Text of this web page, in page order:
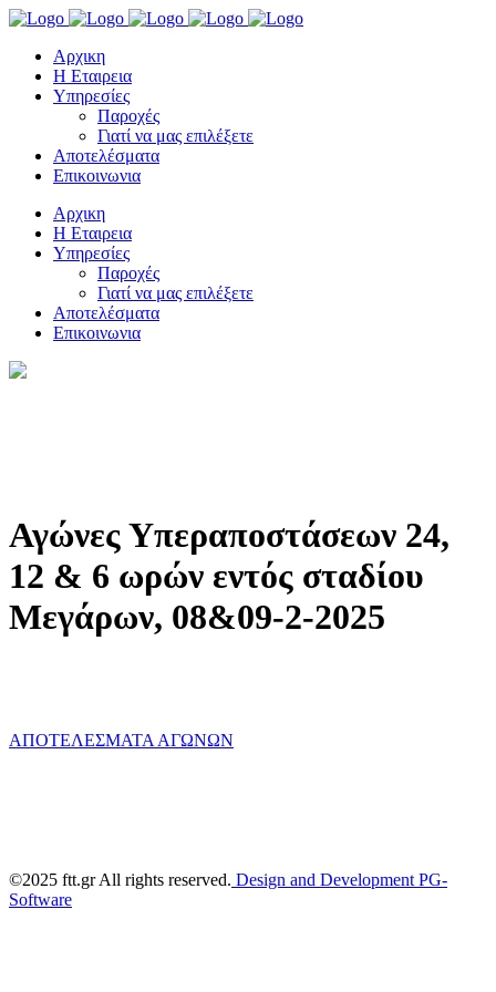
Αρχικη
Η Εταιρεια
Υπηρεσίες
Παροχές
Γιατί να μας επιλέξετε
Αποτελέσματα
Επικοινωνια
Αρχικη
Η Εταιρεια
Υπηρεσίες
Παροχές
Γιατί να μας επιλέξετε
Αποτελέσματα
Επικοινωνια
Αγώνες Υπεραποστάσεων 24,
12 & 6 ωρών εντός σταδίου
Μεγάρων, 08&09-2-2025
ΑΠΟΤΕΛΕΣΜΑΤΑ ΑΓΩΝΩΝ
©2025 ftt.gr All rights reserved. Design and Development PG-
Software